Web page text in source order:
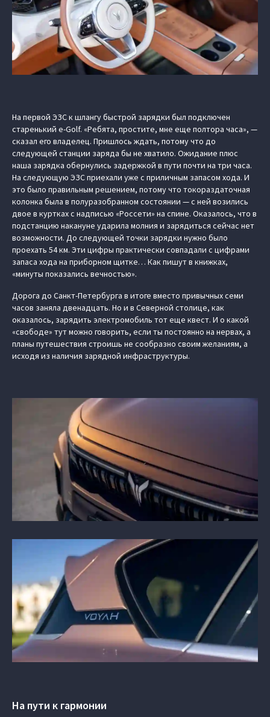
На первой ЭЗС к шлангу быстрой зарядки был подключен
старенький e-Golf. «Ребята, простите, мне еще полтора часа», —
сказал его владелец. Пришлось ждать, потому что до
следующей станции заряда бы не хватило. Ожидание плюс
наша зарядка обернулись задержкой в пути почти на три часа.
На следующую ЭЗС приехали уже с приличным запасом хода. И
это было правильным решением, потому что токораздаточная
колонка была в полуразобранном состоянии — с ней возились
двое в куртках с надписью «Россети» на спине. Оказалось, что в
подстанцию накануне ударила молния и зарядиться сейчас нет
возможности. До следующей точки зарядки нужно было
проехать 54 км. Эти цифры практически совпадали с цифрами
запаса хода на приборном щитке… Как пишут в книжках,
«минуты показались вечностью».
Дорога до Санкт-Петербурга в итоге вместо привычных семи
часов заняла двенадцать. Но и в Северной столице, как
оказалось, зарядить электромобиль тот еще квест. И о какой
«свободе» тут можно говорить, если ты постоянно на нервах, а
планы путешествия строишь не сообразно своим желаниям, а
исходя из наличия зарядной инфраструктуры.
На пути к гармонии